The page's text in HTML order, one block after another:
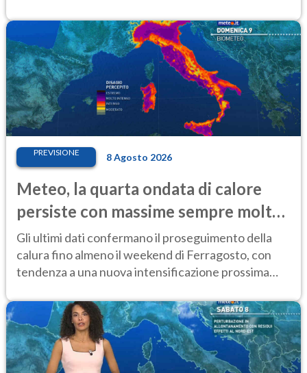
PREVISIONE 8 Agosto 2026
Meteo, la quarta ondata di calore
persiste con massime sempre molto
elevate
Gli ultimi dati confermano il proseguimento della
calura fino almeno il weekend di Ferragosto, con
tendenza a una nuova intensificazione prossima